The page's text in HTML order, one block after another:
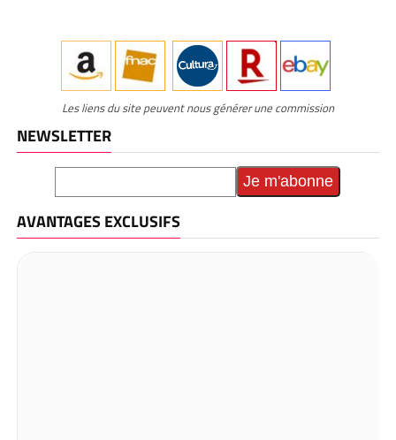
Les liens du site peuvent nous générer une commission
NEWSLETTER
AVANTAGES EXCLUSIFS